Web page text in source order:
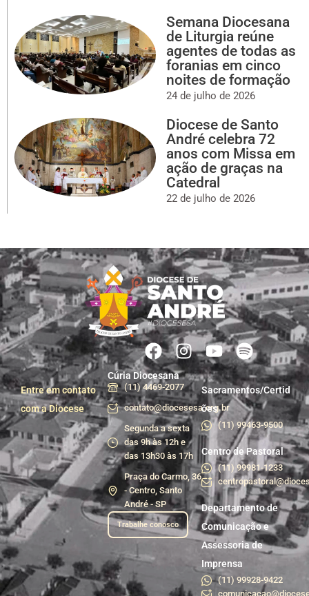
Semana Diocesana
de Liturgia reúne
agentes de todas as
foranias em cinco
noites de formação
24 de julho de 2026
Diocese de Santo
André celebra 72
anos com Missa em
ação de graças na
Catedral
22 de julho de 2026
Entre em contato
com a Diocese
Cúria Diocesana
(11) 4469-2077
contato@diocesesa.org.br
Segunda a sexta
das 9h às 12h e
das 13h30 às 17h
Praça do Carmo, 36
- Centro, Santo
André - SP
Trabalhe conosco
Sacramentos/Certid
ões
(11) 99463-9500
Centro de Pastoral
(11) 99981-1233
Departamento de
Comunicação e
Assessoria de
Imprensa
(11) 99928-9422